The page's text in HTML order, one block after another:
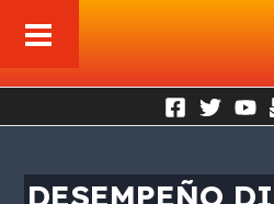
contenido
DESEMPEÑO